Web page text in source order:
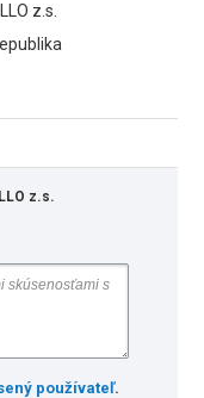
z.s.
z.s.
používateľ.